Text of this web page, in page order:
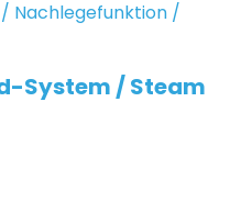
System / Steam